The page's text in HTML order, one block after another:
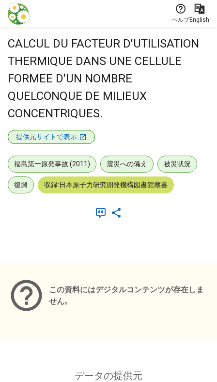
本文に飛ぶ
ヘルプEnglish
CALCUL DU FACTEUR D'UTILISATION
THERMIQUE DANS UNE CELLULE
FORMEE D'UN NOMBRE
QUELCONQUE DE MILIEUX
CONCENTRIQUES.
提供元サイトで表示
福島第一原発事故 (2011) 震災への備え 被災状況
復興 収録:日本原子力研究開発機構図書館蔵書
この資料にはデジタルコンテンツが存在しま
せん。
データの提供元